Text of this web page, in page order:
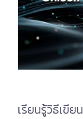
เรียนรู้วิธีเขี